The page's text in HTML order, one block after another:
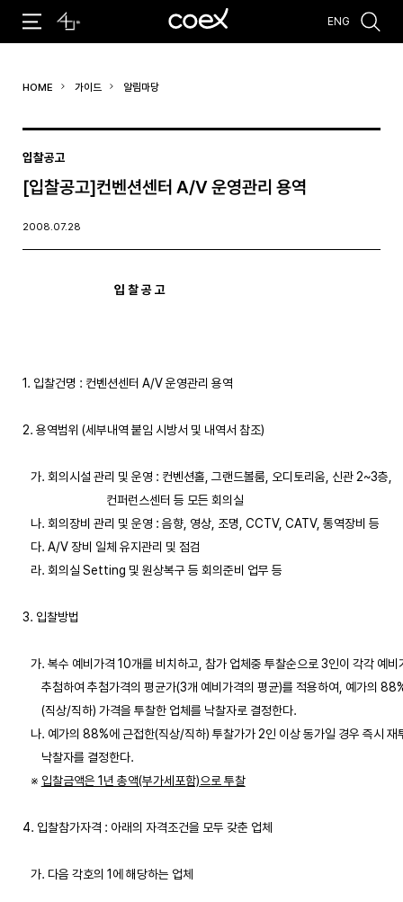
#코엑스 전시 #행사
ENG
HOME 가이드 알림마당
입찰공고
[입찰공고]컨벤션센터 A/V 운영관리 용역
2008.07.28
입 찰 공 고
1. 입찰건명 : 컨벤션센터 A/V 운영관리 용역
2. 용역범위 (세부내역 붙임 시방서 및 내역서 참조)
   가. 회의시설 관리 및 운영 : 컨벤션홀, 그랜드볼룸, 오디토리움, 신관 2~3층,
                               컨퍼런스센터 등 모든 회의실
   나. 회의장비 관리 및 운영 : 음향, 영상, 조명, CCTV, CATV, 통역장비 등
   다. A/V 장비 일체 유지관리 및 점검
   라. 회의실 Setting 및 원상복구 등 회의준비 업무 등
3. 입찰방법
가. 복수 예비가격 10개를 비치하고, 참가 업체중 투찰순으로 3인이 각각 예
추첨하여 추첨가격의 평균가(3개 예비가격의 평균)를 적용하여, 예가의
       (직상/직하) 가격을 투찰한 업체를 낙찰자로 결정한다.
나. 예가의 88%에 근접한(직상/직하) 투찰가가 2인 이상 동가일 경우 즉시 재
       낙찰자를 결정한다.
   ※
입찰금액은 1년 총액(부가세포함)으로 투찰
4. 입찰참가자격 : 아래의 자격조건을 모두 갖춘 업체
   가. 다음 각호의 1에 해당하는 업체